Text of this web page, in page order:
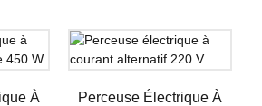
À
Perceuse Électrique À